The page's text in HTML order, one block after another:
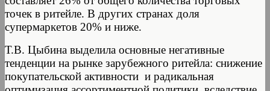
точек в ритейле. В других странах доля
супермаркетов 20% и ниже.
Т.В. Цыбина выделила основные негативные
тенденции на рынке зарубежного ритейла: снижение
покупательской активности и радикальная